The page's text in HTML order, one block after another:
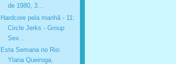
de 1980, 3...
Hardcore pela manhã - 11:
Circle Jerks - Group
Sex...
Esta Semana no Rio:
Ylana Queiroga,